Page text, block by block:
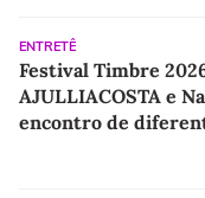
ENTRETÊ
Festival Timbre
AJULLIACOSTA e
encontro de